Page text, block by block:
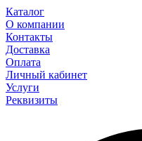
Каталог
О компании
Контакты
Доставка
Оплата
Личный кабинет
Услуги
Реквизиты